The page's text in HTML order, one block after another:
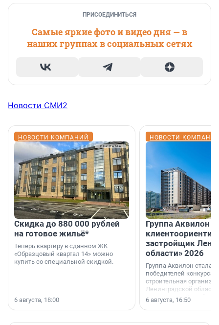
ПРИСОЕДИНИТЬСЯ
Самые яркие фото и видео дня — в
наших группах в социальных сетях
Новости СМИ2
НОВОСТИ КОМПАНИЙ
Скидка до 880 000 рублей
на готовое жильё*
Теперь квартиру в сданном ЖК
«Образцовый квартал 14» можно
купить со специальной скидкой.
6 августа, 18:00
НОВОСТИ
Группа Аквилон
застройщик
области» 2026
Группа Аквилон стала
победителей конкурса
строительная
Ленинградской области
номинации «Самый
застройщик
области».
6 августа, 16:50